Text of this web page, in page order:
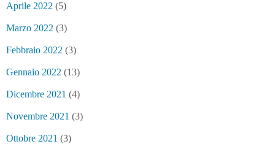
Aprile 2022 (5)
Marzo 2022 (3)
Febbraio 2022 (3)
Gennaio 2022 (13)
Dicembre 2021 (4)
Novembre 2021 (3)
Ottobre 2021 (3)